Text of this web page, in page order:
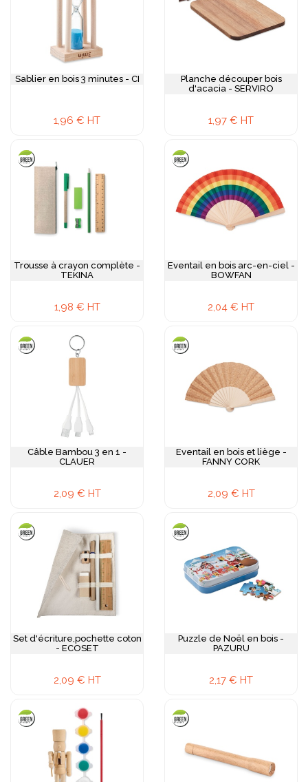
Sablier en bois 3 minutes - CI
1,96 € HT
Planche découper bois
d'acacia - SERVIRO
1,97 € HT
Trousse à crayon complète -
TEKINA
1,98 € HT
Eventail en bois arc-en-ciel -
BOWFAN
2,04 € HT
Câble Bambou 3 en 1 -
CLAUER
2,09 € HT
Eventail en bois et liège -
FANNY CORK
2,09 € HT
Set d'écriture,pochette coton
- ECOSET
2,09 € HT
Puzzle de Noël en bois -
PAZURU
2,17 € HT